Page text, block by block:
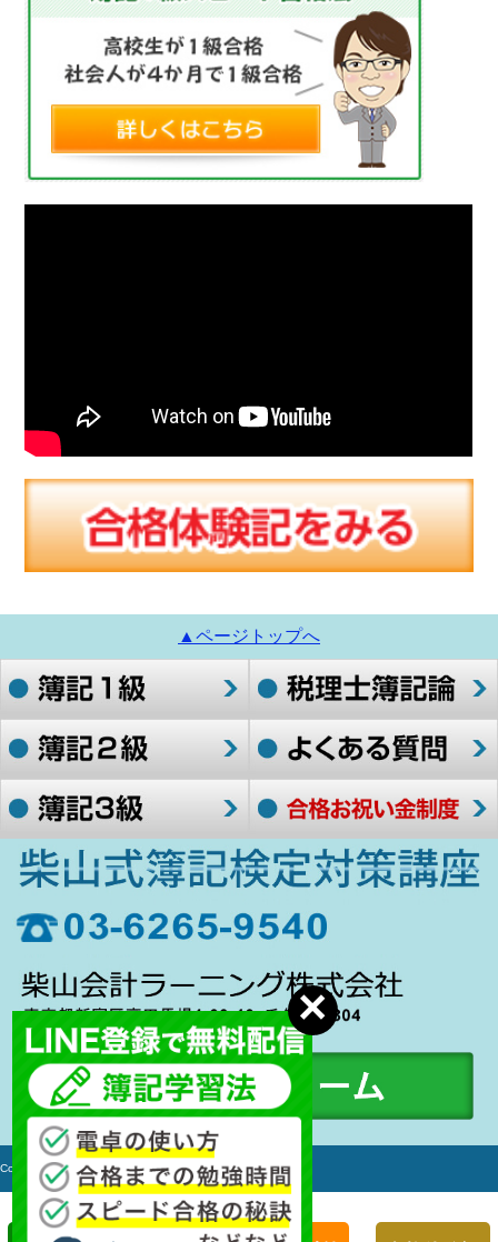
▲ページトップへ
Copyright c 2006-2017 簿記検定対策講座 All rights Reserved.